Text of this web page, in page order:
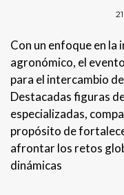
Con un enfoque en la
agronómico, el
para el intercambio
Destacadas figuras
especializadas,
propósito de
afrontar los retos
dinámicas